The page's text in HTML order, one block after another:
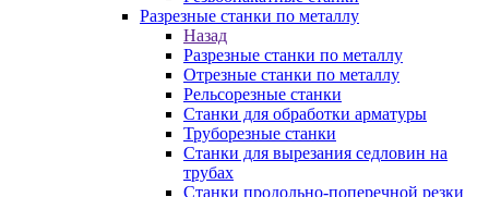
Разрезные станки по металлу
Назад
Разрезные станки по металлу
Отрезные станки по металлу
Рельсорезные станки
Станки для обработки арматуры
Труборезные станки
Станки для вырезания седловин на
трубаx
Станки продольно-поперечной резки